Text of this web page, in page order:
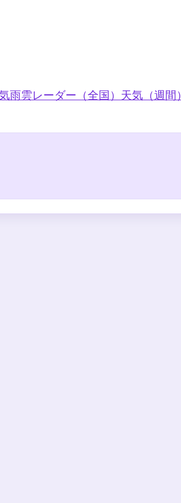
雨雲レーダー（全国） 天気（週間）